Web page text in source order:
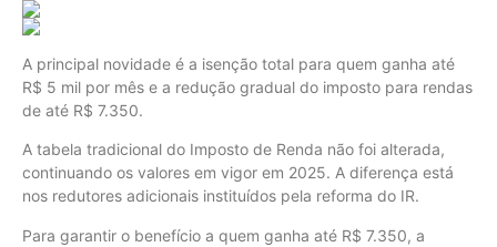
A principal novidade é a isenção total para quem ganha até
R$ 5 mil por mês e a redução gradual do imposto para rendas
de até R$ 7.350.
A tabela tradicional do Imposto de Renda não foi alterada,
continuando os valores em vigor em 2025. A diferença está
nos redutores adicionais instituídos pela reforma do IR.
Para garantir o benefício a quem ganha até R$ 7.350, a